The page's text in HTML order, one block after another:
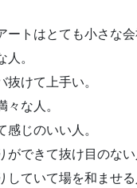
ートはとても小さな
人。
抜けて上手い。
々な人。
感じのいい人。
ができて抜け目のない
していて場を和ませる